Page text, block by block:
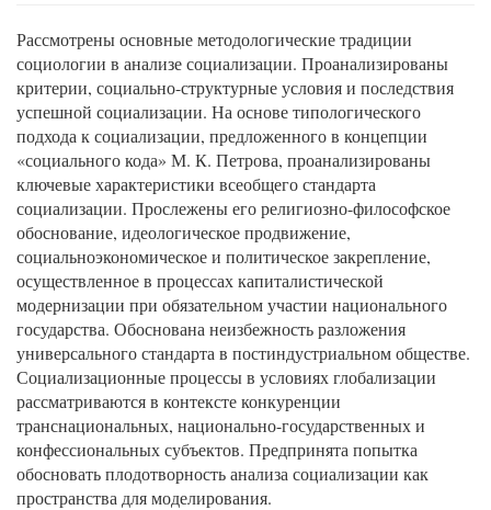
Рассмотрены основные методологические традиции
социологии в анализе социализации. Проанализированы
критерии, социально-структурные условия и последствия
успешной социализации. На основе типологического
подхода к социализации, предложенного в концепции
«социального кода» М. К. Петрова, проанализированы
ключевые характеристики всеобщего стандарта
социализации. Прослежены его религиозно-философское
обоснование, идеологическое продвижение,
социальноэкономическое и политическое закрепление,
осуществленное в процессах капиталистической
модернизации при обязательном участии национального
государства. Обоснована неизбежность разложения
универсального стандарта в постиндустриальном обществе.
Социализационные процессы в условиях глобализации
рассматриваются в контексте конкуренции
транснациональных, национально-государственных и
конфессиональных субъектов. Предпринята попытка
обосновать плодотворность анализа социализации как
пространства для моделирования.